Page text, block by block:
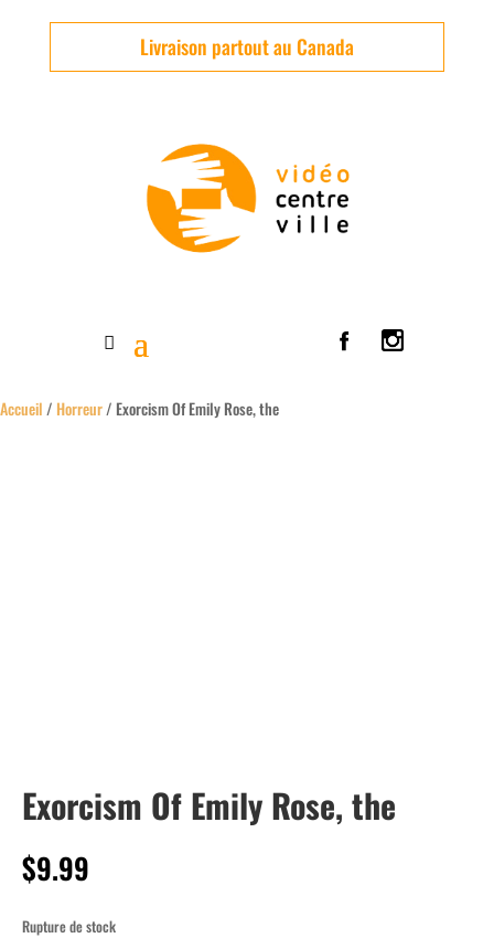
Livraison partout au Canada
Accueil/ Horreur/ Exorcism Of Emily Rose, the
Exorcism Of Emily Rose, the
$9.99
Rupture de stock